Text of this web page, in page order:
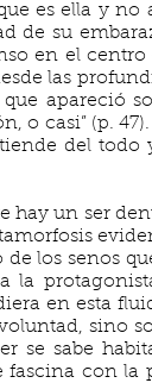
es ella y no
de su
en el
las
apareció
o casi” (p.
del todo
hay un ser
los senos
la
en esta
sino
se sabe
fascina con